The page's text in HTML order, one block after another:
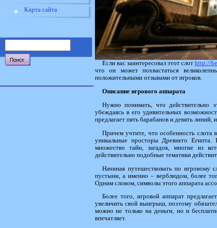
Карта сайта
Если вас заинтересовал этот слот http://
что он может похвастаться
положительными отзывами от игроков.
Описание игрового аппарата
Нужно понимать, что действительно
убеждаясь в его удивительных
предлагает пять барабанов и девять
Причем учтите, что особенность слота
уникальные просторы Древнего Египта.
множество тайн, загадок, многие из
действительно подобные тематики
Начиная путешествовать по игровому
пустыни, а именно – верблюдом, более
Одним словом, символы этого аппарата
Более того, игровой аппарат
увеличить свой выигрыш, поэтому
можно не только на деньги, но и
впечатляет.